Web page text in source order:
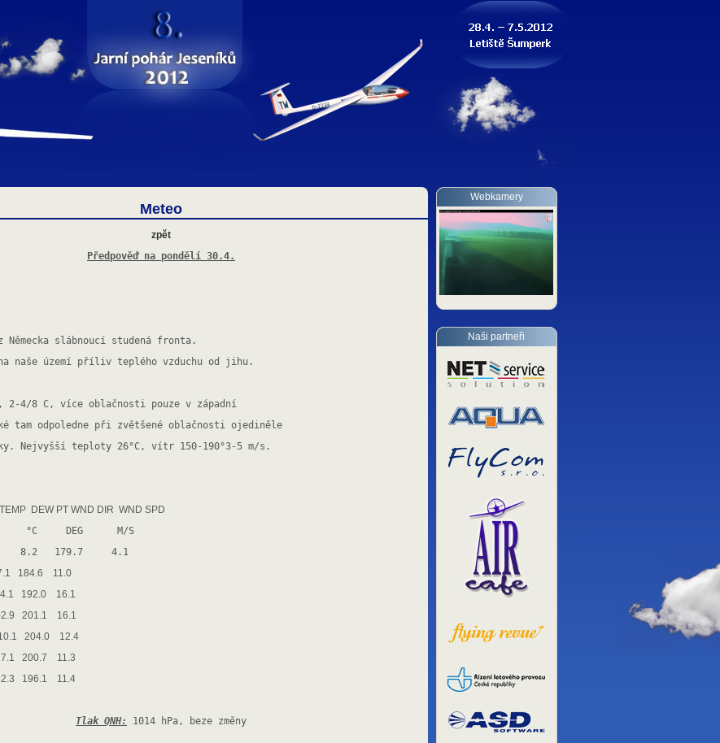
Meteo
zpět
Předpověď na pondělí 30.4.
Německa slábnoucí studená fronta.
naše území příliv teplého vzduchu od jihu.
2-4/8 C, více oblačnosti pouze v západní
tam odpoledne při zvětšené oblačnosti ojediněle
Nejvyšší teploty 26°C, vítr 150-190°3-5 m/s.
DEW PT WND DIR WND SPD
°C     DEG      M/S
8.2   179.7     4.1
184.6 11.0
192.0 16.1
201.1 16.1
204.0 12.4
200.7 11.3
196.1 11.4
Tlak QNH: 1014 hPa, beze změny
Webkamery
Naši partneři